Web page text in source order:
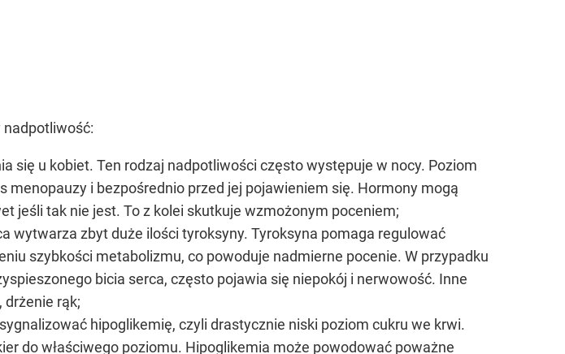
się u kobiet. Ten rodzaj nadpotliwości często występuje w nocy. Poziom
i bezpośrednio przed jej pojawieniem się. Hormony mogą
jeśli tak nie jest. To z kolei skutkuje wzmożonym poceniem;
wytwarza zbyt duże ilości tyroksyny. Tyroksyna pomaga regulować
szybkości metabolizmu, co powoduje nadmierne pocenie. W przypadku
bicia serca, często pojawia się niepokój i nerwowość. Inne
drżenie rąk;
hipoglikemię, czyli drastycznie niski poziom cukru we krwi.
do właściwego poziomu. Hipoglikemia może powodować poważne